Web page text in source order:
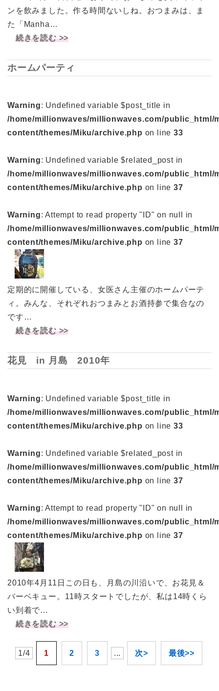
ンを飲みました。作る時間ないしね。おつまみは、ま
た「Manha…
続きを読む >>
ホームパーティ
Warning: Undefined variable $post_title in
/home/millionwaves/millionwaves.com/public_html/
content/themes/Miku/archive.php on line33
Warning: Undefined variable $related_post in
/home/millionwaves/millionwaves.com/public_html/
content/themes/Miku/archive.php on line37
Warning: Attempt to read property "ID" on null in
/home/millionwaves/millionwaves.com/public_html/
content/themes/Miku/archive.php on line37
定期的に開催している、女医さん主催のホームパーテ
ィ。みんな、それぞれおつまみとお酒持参で集合なの
です…
続きを読む >>
花見 in 月島 2010年
Warning: Undefined variable $post_title in
/home/millionwaves/millionwaves.com/public_html/
content/themes/Miku/archive.php on line33
Warning: Undefined variable $related_post in
/home/millionwaves/millionwaves.com/public_html/
content/themes/Miku/archive.php on line37
Warning: Attempt to read property "ID" on null in
/home/millionwaves/millionwaves.com/public_html/
content/themes/Miku/archive.php on line37
2010年4月11日この日も、月島の川沿いで、お花見＆
バーベキュー。11時スタートでしたが、私は14時くら
い到着で…
続きを読む >>
1/4 1 2 3 ... 次> 最後>>